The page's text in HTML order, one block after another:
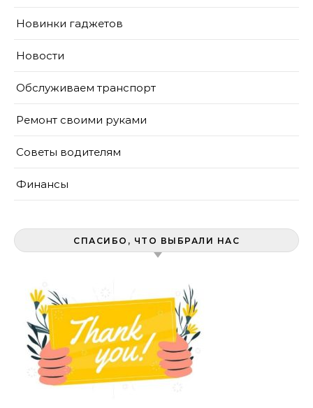
Новинки гаджетов
Новости
Обслуживаем транспорт
Ремонт своими руками
Советы водителям
Финансы
СПАСИБО, ЧТО ВЫБРАЛИ НАС